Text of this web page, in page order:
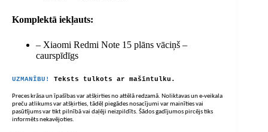
Komplektā iekļauts:
– Xiaomi Redmi Note 15 plāns vāciņš –
caurspīdīgs
UZMANĪBU! Teksts tulkots ar mašīntulku.
Preces krāsa un īpašības var atšķirties no attēlā redzamā. Noliktavas un e-veikala
preču atlikums var atšķirties, tādēļ piegādes nosacījumi var mainīties vai
pasūtījums var tikt pilnībā vai daļēji neizpildīts. Šādos gadījumos pircējs tiks
informēts nekavējoties.